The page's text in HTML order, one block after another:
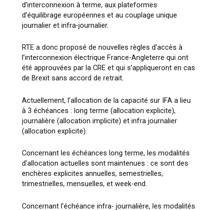
d’interconnexion à terme, aux plateformes
d’équilibrage européennes et au couplage unique
journalier et infra-journalier.
RTE a donc proposé de nouvelles règles d’accès à
l’interconnexion électrique France-Angleterre qui ont
été approuvées par la CRE et qui s’appliqueront en cas
de Brexit sans accord de retrait.
Actuellement, l’allocation de la capacité sur IFA a lieu
à 3 échéances : long terme (allocation explicite),
journalière (allocation implicite) et infra journalier
(allocation explicite).
Concernant les échéances long terme, les modalités
d’allocation actuelles sont maintenues : ce sont des
enchères explicites annuelles, semestrielles,
trimestrielles, mensuelles, et week-end.
Concernant l’échéance infra- journalière, les modalités